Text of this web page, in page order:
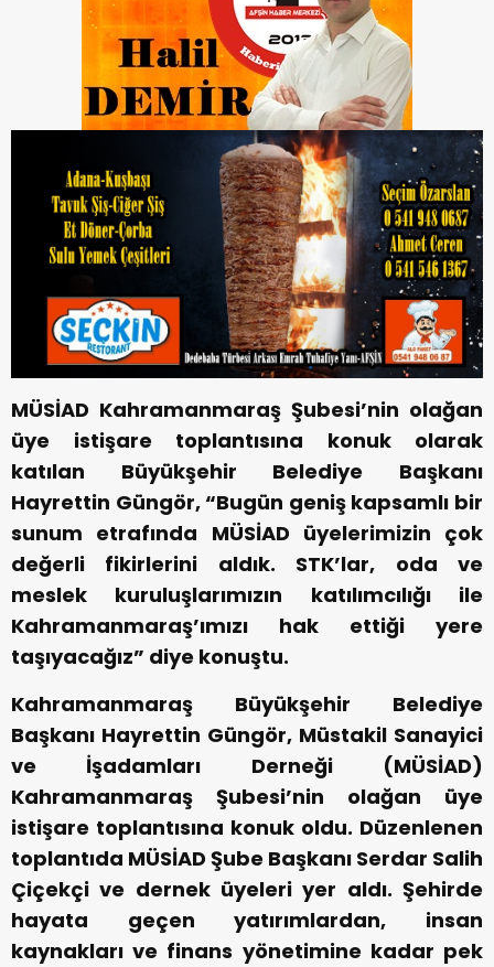
MÜSİAD Kahramanmaraş Şubesi’nin olağan
üye istişare toplantısına konuk olarak
katılan Büyükşehir Belediye Başkanı
Hayrettin Güngör, “Bugün geniş kapsamlı bir
sunum etrafında MÜSİAD üyelerimizin çok
değerli fikirlerini aldık. STK’lar, oda ve
meslek kuruluşlarımızın katılımcılığı ile
Kahramanmaraş’ımızı hak ettiği yere
taşıyacağız” diye konuştu.
Kahramanmaraş Büyükşehir Belediye
Başkanı Hayrettin Güngör, Müstakil Sanayici
ve İşadamları Derneği (MÜSİAD)
Kahramanmaraş Şubesi’nin olağan üye
istişare toplantısına konuk oldu. Düzenlenen
toplantıda MÜSİAD Şube Başkanı Serdar Salih
Çiçekçi ve dernek üyeleri yer aldı. Şehirde
hayata geçen yatırımlardan, insan
kaynakları ve finans yönetimine kadar pek